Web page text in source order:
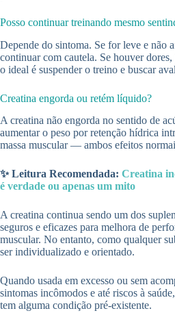
Posso continuar treinando mesmo
Depende do sintoma. Se for leve e não
continuar com cautela. Se houver
o ideal é suspender o treino e buscar
Creatina engorda ou retém líquido?
A creatina não engorda no sentido de
aumentar o peso por retenção hídrica
massa muscular — ambos efeitos
✨ Leitura Recomendada: Creatina
é verdade ou apenas um mito
A creatina continua sendo um dos
seguros e eficazes para melhora de
muscular. No entanto, como qualquer
ser individualizado e orientado.
Quando usada em excesso ou sem
sintomas incômodos e até riscos à
tem alguma condição pré-existente.